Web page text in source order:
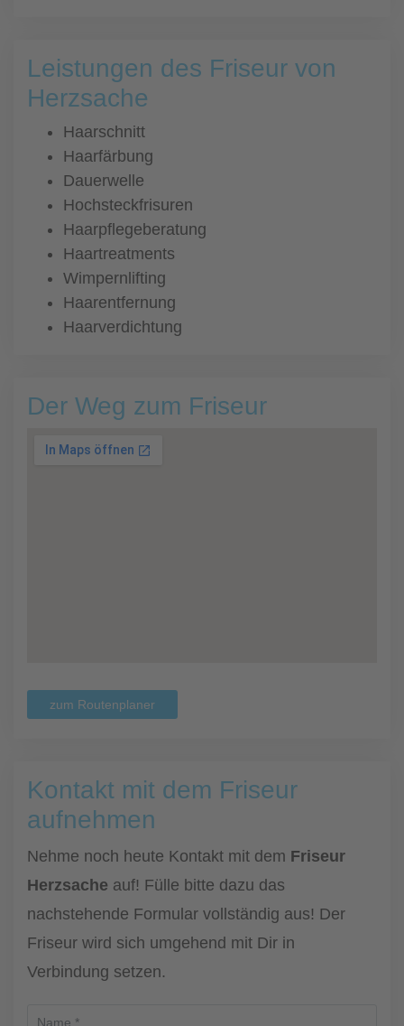
Leistungen des Friseur von
Herzsache
Haarschnitt
Haarfärbung
Dauerwelle
Hochsteckfrisuren
Haarpflegeberatung
Haartreatments
Wimpernlifting
Haarentfernung
Haarverdichtung
Der Weg zum Friseur
zum Routenplaner
Kontakt mit dem Friseur
aufnehmen
Nehme noch heute Kontakt mit dem Friseur
Herzsache auf! Fülle bitte dazu das
nachstehende Formular vollständig aus! Der
Friseur wird sich umgehend mit Dir in
Verbindung setzen.